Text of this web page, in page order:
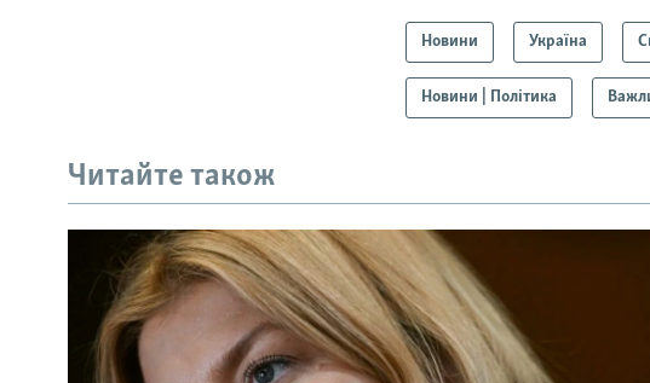
Новини Україна
Новини | Політика
Читайте також